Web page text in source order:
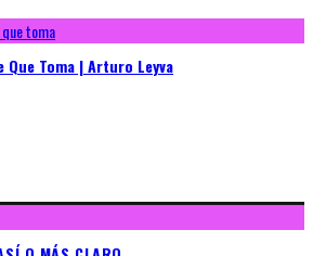
Que Toma | Arturo Leyva